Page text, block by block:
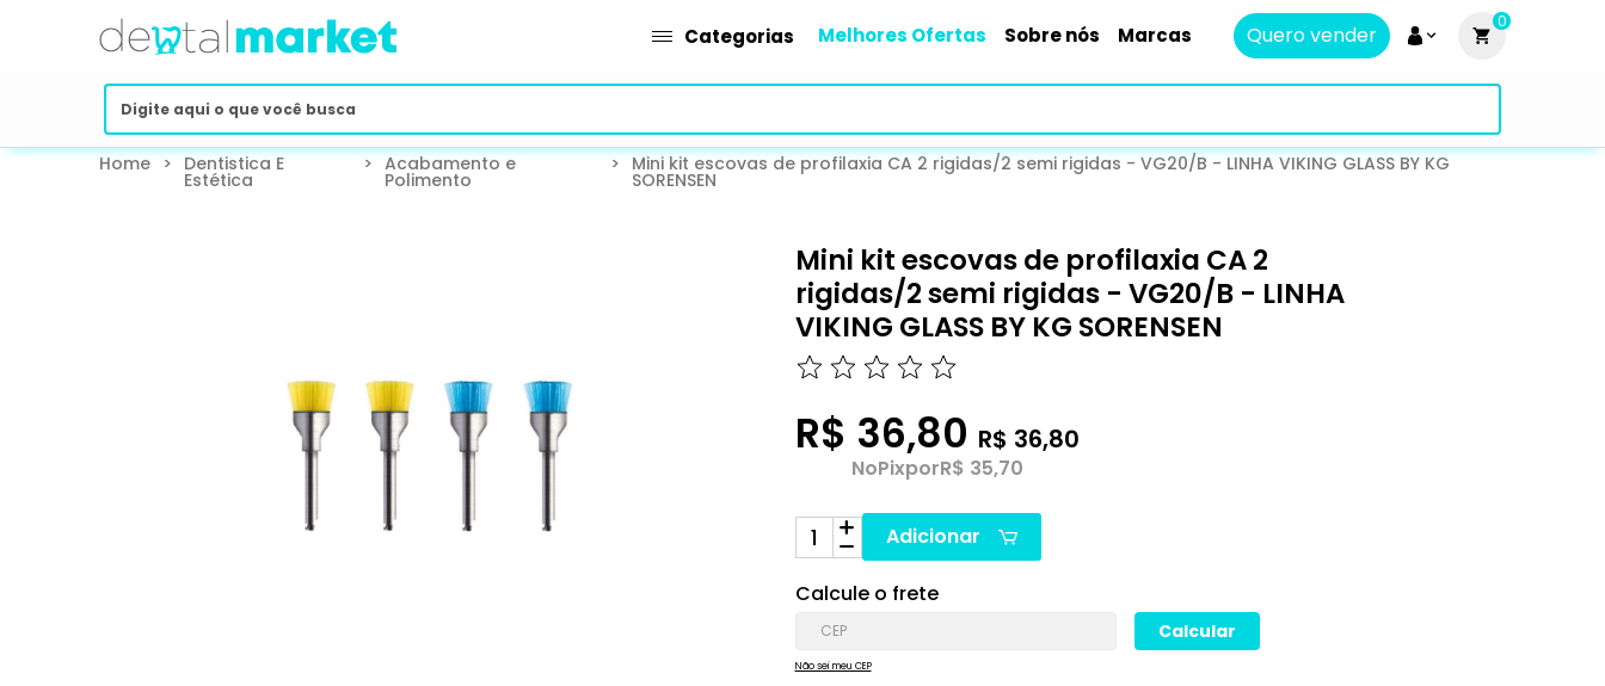
Categorias Melhores Ofertas Sobre nós Marcas Quero vender
0
Home > Dentistica E
Estética
> Acabamento e
Polimento
> Mini kit escovas de profilaxia CA 2 rigidas/2 semi rigidas - VG20/B - LINHA VIKING GLASS BY KG
SORENSEN
Mini kit escovas de profilaxia CA 2
rigidas/2 semi rigidas - VG20/B - LINHA
VIKING GLASS BY KG SORENSEN
R$ 36,80 R$ 36,80
NoPixporR$ 35,70
Adicionar
Calcule o frete
Não sei meu CEP